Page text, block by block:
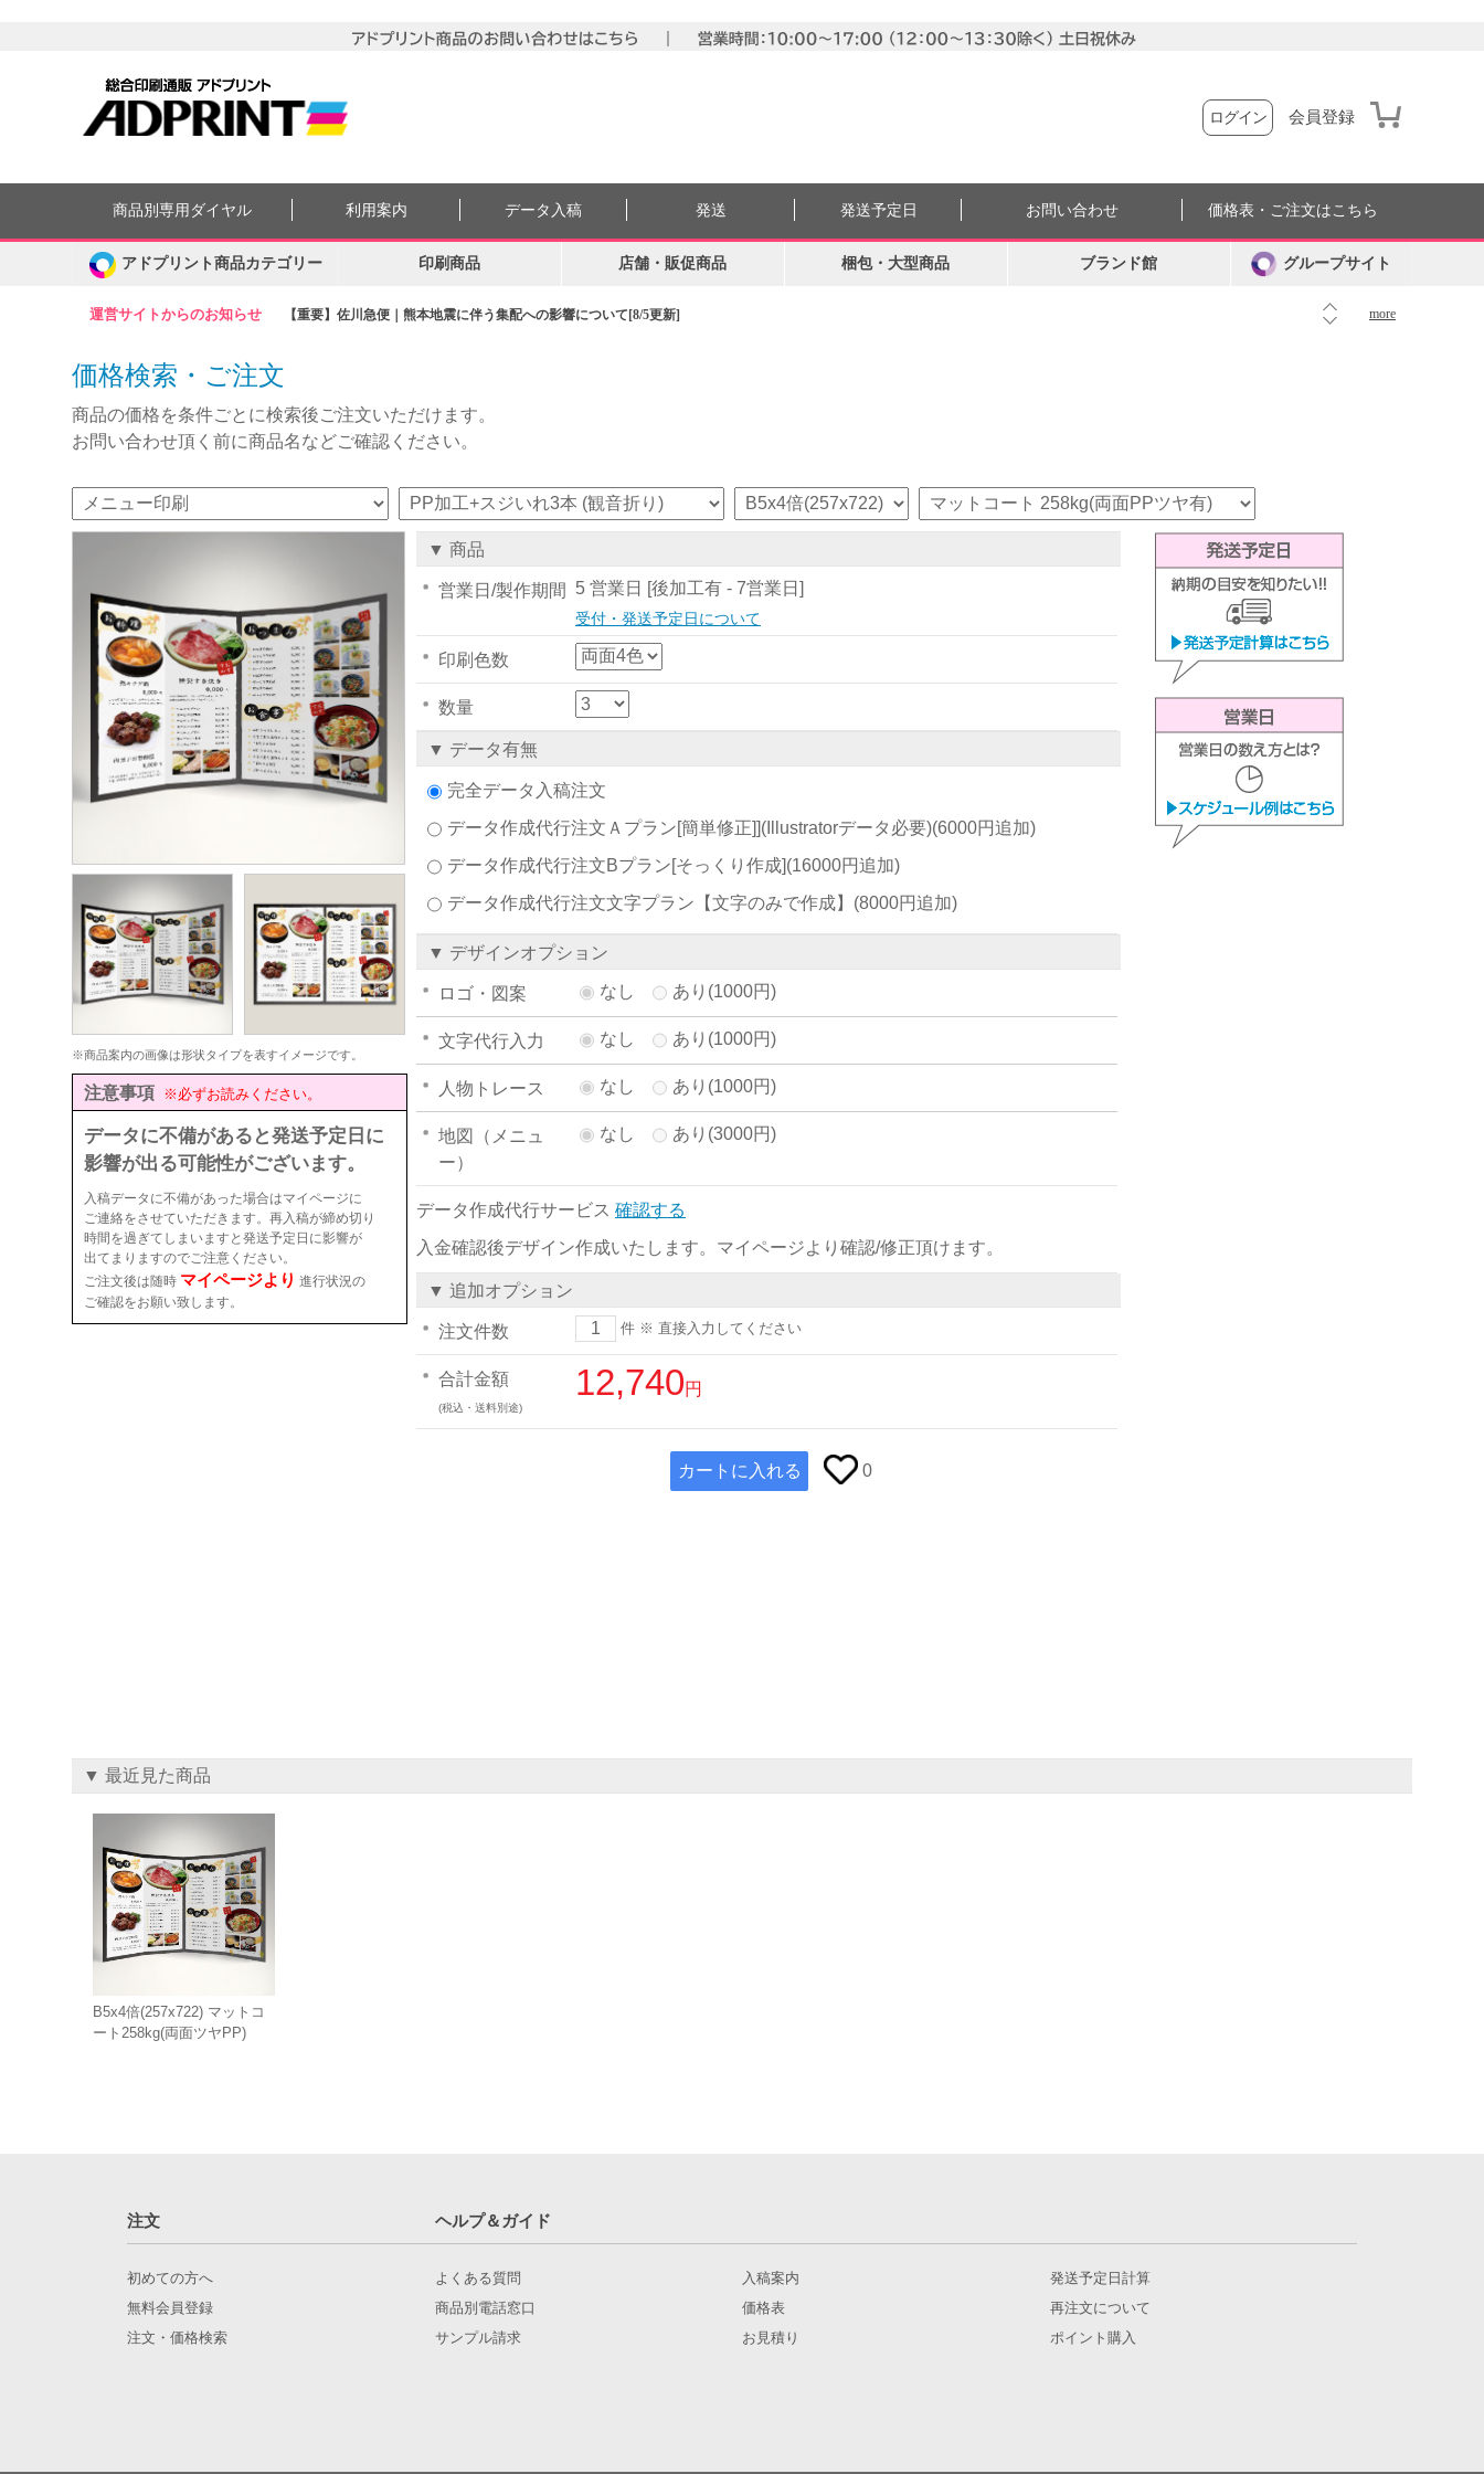
ログイン 会員登録
運営サイトからのお知らせ 【重要】佐川急便｜熊本地震に伴う集配への影響について[8/5更新] more
商品別専用ダイヤル 利用案内 データ入稿 発送 発送予定日 お問い合わせ 価格表・ご注文はこちら
アドプリント商品カテゴリー 印刷商品 店舗・販促商品 梱包・大型商品 ブランド館 グループサイト
価格検索・ご注文
商品の価格を条件ごとに検索後ご注文いただけます。
お問い合わせ頂く前に商品名などご確認ください。
※商品案内の画像は形状タイプを表すイメージです。
注意事項 ※必ずお読みください。
データに不備があると発送予定日に
影響が出る可能性がございます。
入稿データに不備があった場合はマイページに
ご連絡をさせていただきます。再入稿が締め切り
時間を過ぎてしまいますと発送予定日に影響が
出てまりますのでご注意ください。
ご注文後は随時 マイページより 進行状況の
ご確認をお願い致します。
▼ 商品
営業日/製作期間 5 営業日 [後加工有 - 7営業日]
受付・発送予定日について
印刷色数
数量
▼ データ有無
完全データ入稿注文
データ作成代行注文Ａプラン[簡単修正]](Illustratorデータ必要)(6000円追加)
データ作成代行注文Bプラン[そっくり作成](16000円追加)
データ作成代行注文文字プラン【文字のみで作成】 (8000円追加)
▼ デザインオプション
ロゴ・図案 なし あり(1000円)
文字代行入力 なし あり(1000円)
人物トレース なし あり(1000円)
地図（メニュ
ー）
なし あり(3000円)
データ作成代行サービス 確認する
入金確認後デザイン作成いたします。マイページより確認/修正頂けます。
▼ 追加オプション
注文件数 件 ※ 直接入力してください
合計金額
(税込・送料別途)
12,740円
カートに入れる 0
▼ 最近見た商品
B5x4倍(257x722) マットコ
ート258kg(両面ツヤPP)
注文 ヘルプ＆ガイド
初めての方へ
無料会員登録
注文・価格検索
よくある質問
商品別電話窓口
サンプル請求
入稿案内
価格表
お見積り
発送予定日計算
再注文について
ポイント購入